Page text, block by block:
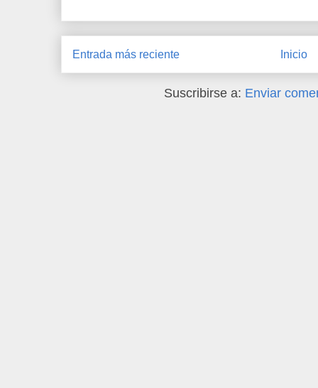
Entrada más reciente Inicio
Suscribirse a: Enviar